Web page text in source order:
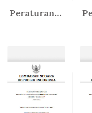
Peraturan Gubernur Provinsi Daer...
In Peratur...